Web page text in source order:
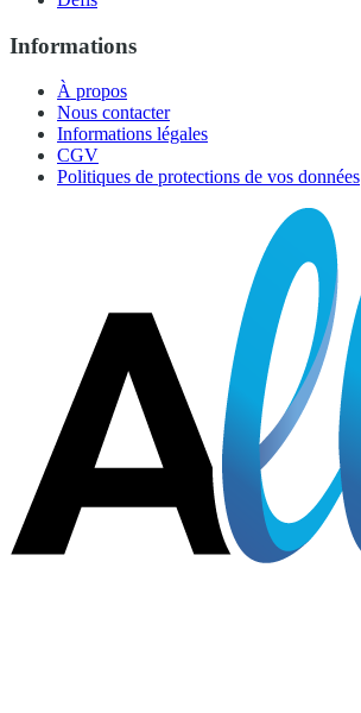
Informations
À propos
Nous contacter
Informations légales
CGV
Politiques de protections de vos données